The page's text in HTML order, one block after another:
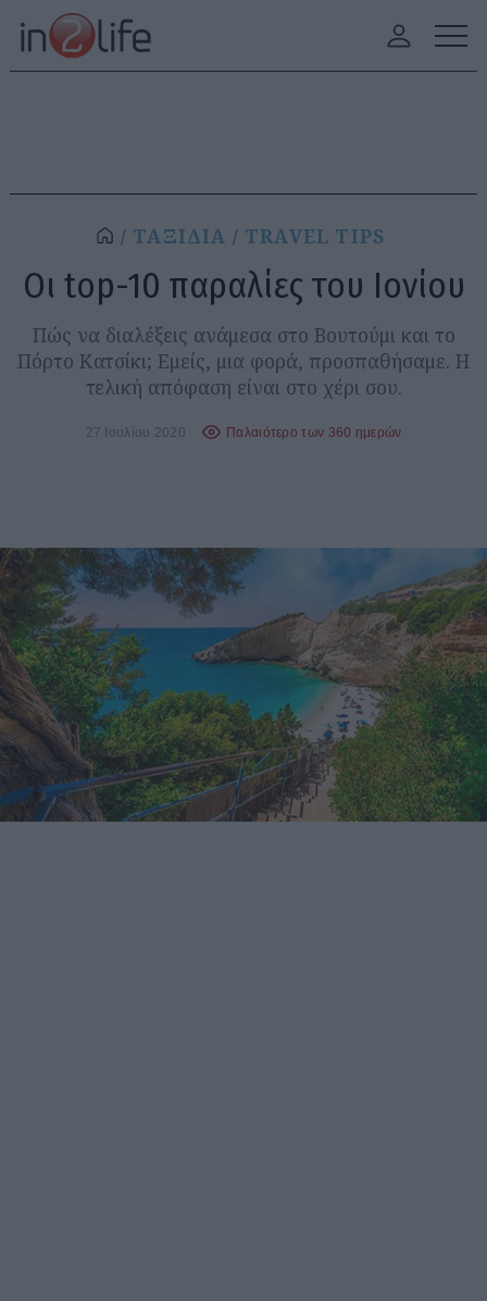
ΤΑΞΙΔΙΑ TRAVEL TIPS
Οι top-10 παραλίες του Ιονίου
Πώς να διαλέξεις ανάμεσα στο Βουτούμι και το
Πόρτο Κατσίκι; Εμείς, μια φορά, προσπαθήσαμε. Η
τελική απόφαση είναι στο χέρι σου.
27 Ιουλίου 2020 Παλαιότερο των 360 ημερών